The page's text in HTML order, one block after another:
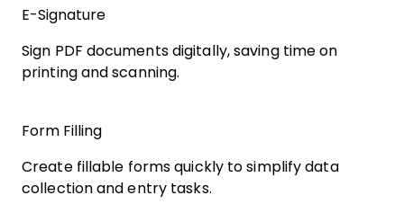
E-Signature
Sign PDF documents digitally, saving time on
printing and scanning.
Form Filling
Create fillable forms quickly to simplify data
collection and entry tasks.